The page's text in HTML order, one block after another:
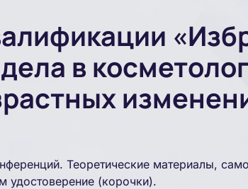
в
Теоретические материалы,
удостоверение (корочки).